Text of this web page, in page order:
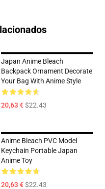
Japan Anime Bleach
Backpack Ornament Decorate
Your Bag With Anime Style
20,63 €$22.43
Anime Bleach PVC Model
Keychain Portable Japan
Anime Toy
20,63 €$22.43